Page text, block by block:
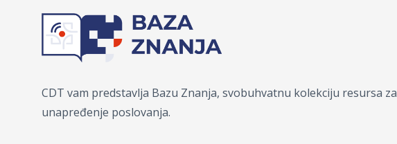
CDT vam predstavlja Bazu Znanja, svobuhvatnu kolekciju resursa za
unapređenje poslovanja.